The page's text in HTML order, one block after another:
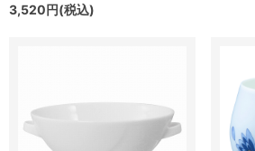
3,520円(税込)